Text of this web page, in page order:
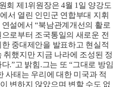
회 제1위원장은 4월 1일 양강도
서 열린 인민군 연합부대 지휘
설에서 “북남관계개선의 활로
로부터 조국통일의 새로운 전
중대제안을 발표하고 현실적
취했지만 지금 나라에 조성된 정
.”고 밝힘.그는 또 “그대로 방임
사태는 우리에 대한 미국과 적
변하지 않았으며 변할 수도 없